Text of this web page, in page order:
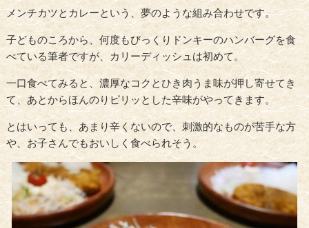
メンチカツとカレーという、夢のような組み合わせです。
子どものころから、何度もびっくりドンキーのハンバーグを食
べている筆者ですが、カリーディッシュは初めて。
一口食べてみると、濃厚なコクとひき肉うま味が押し寄せてき
て、あとからほんのりピリッとした辛味がやってきます。
とはいっても、あまり辛くないので、刺激的なものが苦手な方
や、お子さんでもおいしく食べられそう。